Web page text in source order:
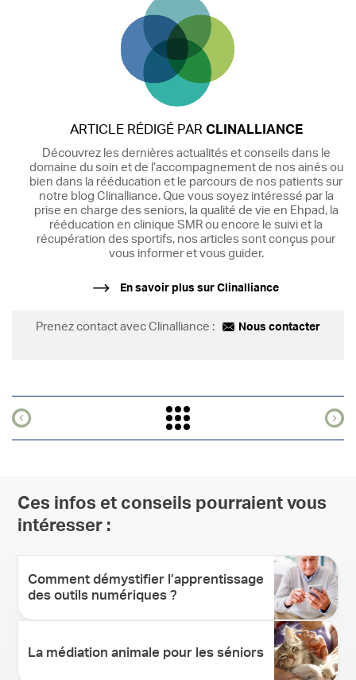
ARTICLE RÉDIGÉ PAR CLINALLIANCE
Découvrez les dernières actualités et conseils dans le
domaine du soin et de l’accompagnement de nos ainés ou
bien dans la rééducation et le parcours de nos patients sur
notre blog Clinalliance. Que vous soyez intéressé par la
prise en charge des seniors, la qualité de vie en Ehpad, la
rééducation en clinique SMR ou encore le suivi et la
récupération des sportifs, nos articles sont conçus pour
vous informer et vous guider.
En savoir plus sur Clinalliance
Prenez contact avec Clinalliance : Nous contacter
Ces infos et conseils pourraient vous
intéresser :
Comment démystifier l’apprentissage
des outils numériques ?
La médiation animale pour les séniors